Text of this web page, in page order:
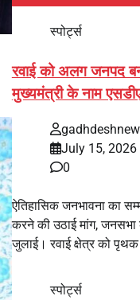
स्पोर्ट्स
रवाई को अलग जनपद
मुख्यमंत्री के नाम
July 15, 2026
0
ऐतिहासिक जनभावना का
करने की उठाई मांग, जनसभा
जुलाई। रवाई क्षेत्र को
स्पोर्ट्स